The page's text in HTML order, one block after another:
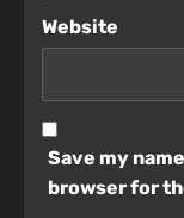
Website
Save my
browser for